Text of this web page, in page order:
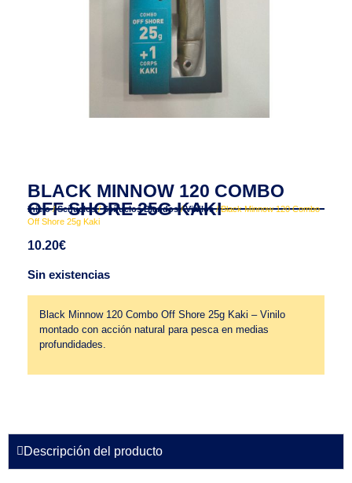
BLACK MINNOW 120 COMBO
OFF SHORE 25G KAKI
Inicio/Señuelos/Señuelos Blandos/Vinilos/ Black Minnow 120 Combo
Off Shore 25g Kaki
10.20€
Sin existencias
Black Minnow 120 Combo Off Shore 25g Kaki – Vinilo
montado con acción natural para pesca en medias
profundidades.
Descripción del producto